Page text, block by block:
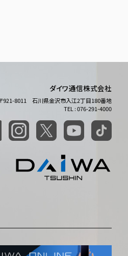
ダイワ通信株式会社
921-8011 石川県金沢市入江2丁目180番地
TEL : 076-291-4000